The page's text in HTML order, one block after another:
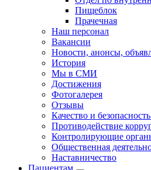
Пищеблок
Прачечная
Наш персонал
Вакансии
Новости, анонсы,
История
Мы в СМИ
Достижения
Фотогалерея
Отзывы
Качество и
Противодействие
Контролирующие
Общественная
Наставничество
Пациентам